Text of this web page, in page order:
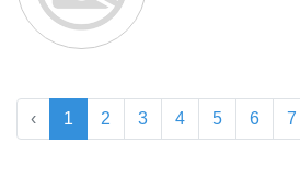
‹ 1 2 3 4 5 6 7